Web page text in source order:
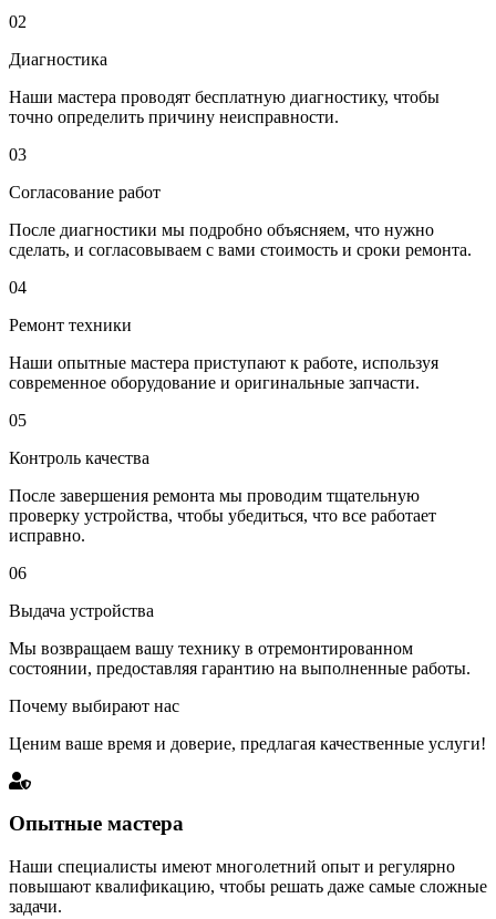
02
Диагностика
Наши мастера проводят бесплатную диагностику, чтобы
точно определить причину неисправности.
03
Согласование работ
После диагностики мы подробно объясняем, что нужно
сделать, и согласовываем с вами стоимость и сроки ремонта.
04
Ремонт техники
Наши опытные мастера приступают к работе, используя
современное оборудование и оригинальные запчасти.
05
Контроль качества
После завершения ремонта мы проводим тщательную
проверку устройства, чтобы убедиться, что все работает
исправно.
06
Выдача устройства
Мы возвращаем вашу технику в отремонтированном
состоянии, предоставляя гарантию на выполненные работы.
Почему выбирают нас
Ценим ваше время и доверие, предлагая качественные услуги!
Опытные мастера
Наши специалисты имеют многолетний опыт и регулярно
повышают квалификацию, чтобы решать даже самые сложные
задачи.